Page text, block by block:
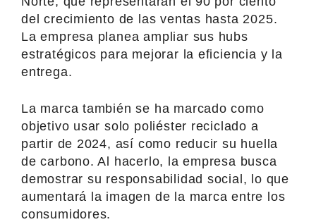
del crecimiento de las ventas hasta 2025.
La empresa planea ampliar sus hubs
estratégicos para mejorar la eficiencia y la
entrega.
La marca también se ha marcado como
objetivo usar solo poliéster reciclado a
partir de 2024, así como reducir su huella
de carbono. Al hacerlo, la empresa busca
demostrar su responsabilidad social, lo que
aumentará la imagen de la marca entre los
consumidores.